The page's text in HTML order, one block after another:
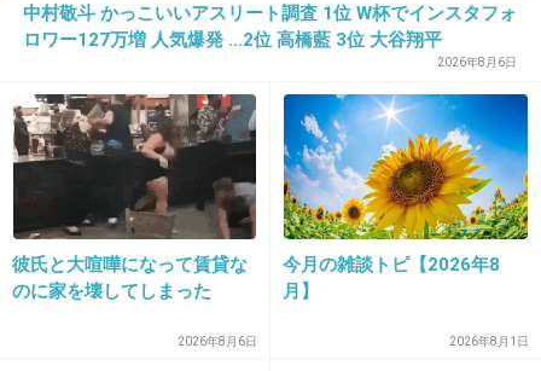
余裕で彼氏の友達と何人もやりまくってる友人
がいるｗ狭い世界なのに怖くないのかねｗ
+16 -1
こういうとこに悪口書いてる女ｗｗ
中村敬斗 かっこいいアスリート調査 1位 W杯でインスタフォ
ロワー127万増 人気爆発 …2位 高橋藍 3位 大谷翔平
2026年8月6日
彼氏と大喧嘩になって賃貸な
のに家を壊してしまった
2026年8月6日
今月の雑談トピ【2026年8
月】
2026年8月1日